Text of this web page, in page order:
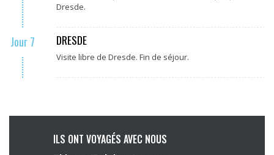
Dresde.
Jour 7 DRESDE
Visite libre de Dresde. Fin de séjour.
ILS ONT VOYAGÉS AVEC NOUS